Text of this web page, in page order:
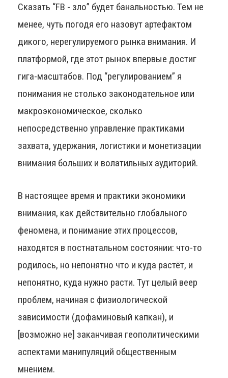
Сказать “FB - зло” будет банальностью. Тем не
менее, чуть погодя его назовут артефактом
дикого, нерегулируемого рынка внимания. И
платформой, где этот рынок впервые достиг
гига-масштабов. Под “регулированием” я
понимания не столько законодательное или
макроэкономическое, сколько
непосредственно управление практиками
захвата, удержания, логистики и монетизации
внимания больших и волатильных аудиторий.
В настоящее время и практики экономики
внимания, как действительно глобального
феномена, и понимание этих процессов,
находятся в постнатальном состоянии: что-то
родилось, но непонятно что и куда растёт, и
непонятно, куда нужно расти. Тут целый веер
проблем, начиная с физиологической
зависимости (дофаминовый капкан), и
[возможно не] заканчивая геополитическими
аспектами манипуляций общественным
мнением.